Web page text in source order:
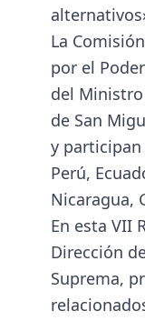
La
por el
del
de San
y participan
Perú,
Nicaragua,
En esta VII
Dirección
Suprema,